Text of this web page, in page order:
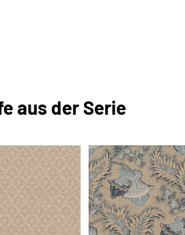
aus der Serie